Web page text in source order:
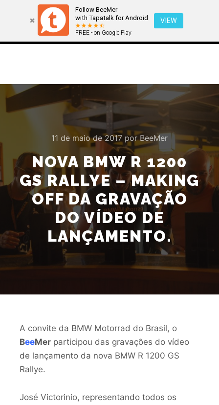
Follow BeeMer
with Tapatalk for Android
FREE - on Google Play
VIEW
11 de maio de 2017 porBeeMer
NOVA BMW R 1200
GS RALLYE – MAKING
OFF DA GRAVAÇÃO
DO VÍDEO DE
LANÇAMENTO.
A convite da BMW Motorrad do Brasil, o
BeeMer participou das gravações do vídeo
de lançamento da nova BMW R 1200 GS
Rallye.
José Victorinio, representando todos os